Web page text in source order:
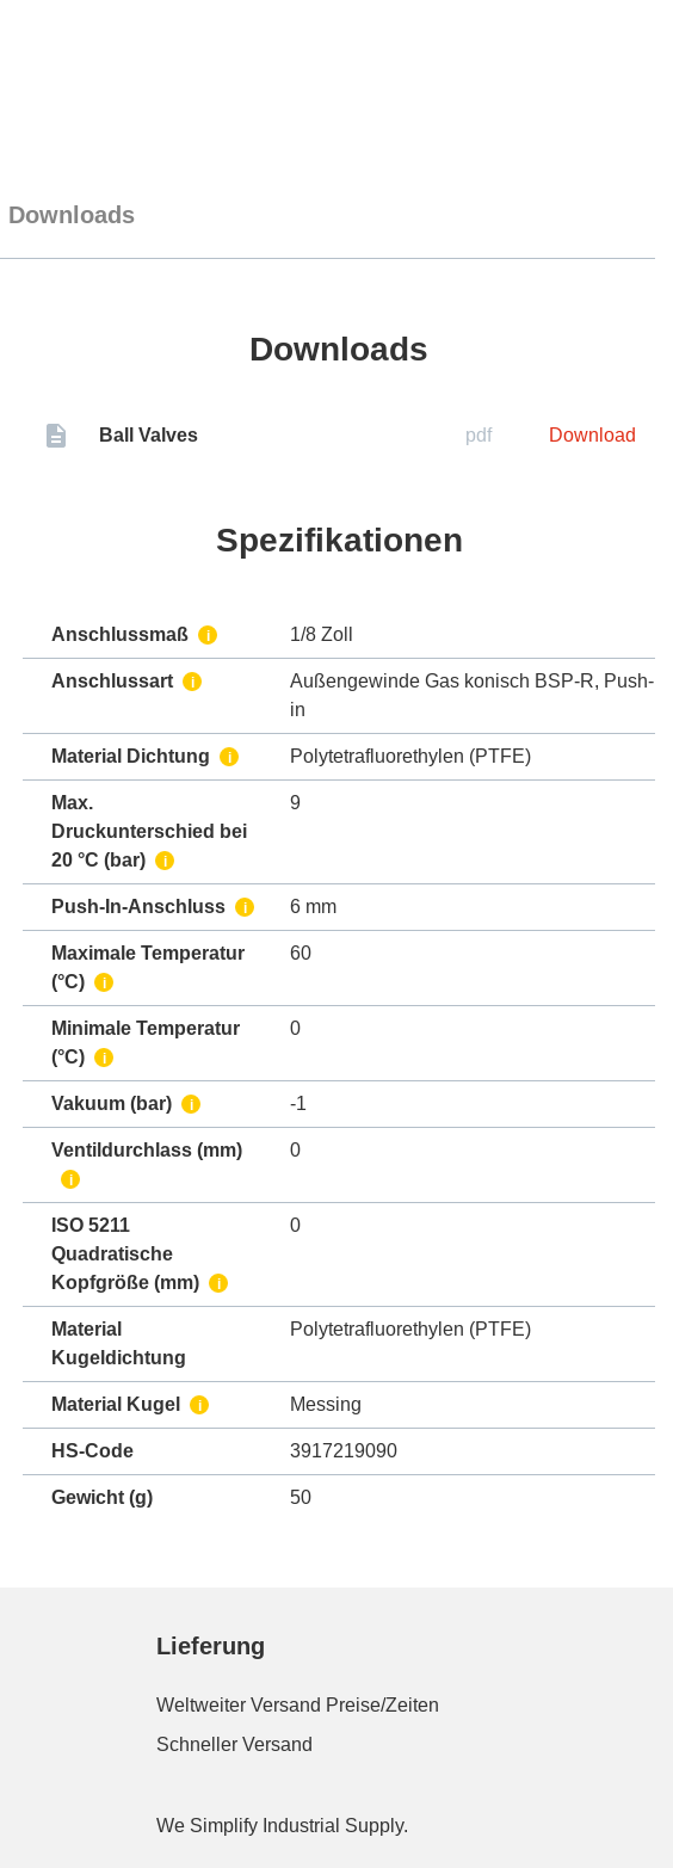
Downloads
Downloads
Ball Valves pdf Download
Spezifikationen
Anschlussmaß i 1/8 Zoll
Anschlussart i Außengewinde Gas konisch BSP-R, Push-
in
Material Dichtung i Polytetrafluorethylen (PTFE)
Max.
Druckunterschied bei
20 °C (bar)
i
9
Push-In-Anschluss i 6 mm
Maximale Temperatur
(°C)
i
60
Minimale Temperatur
(°C)
i
0
Vakuum (bar) i -1
Ventildurchlass (mm)
i
0
ISO 5211
Quadratische
Kopfgröße (mm) i
0
Material
Kugeldichtung
Polytetrafluorethylen (PTFE)
Material Kugel i Messing
HS-Code 3917219090
Gewicht (g) 50
Lieferung
Weltweiter Versand Preise/Zeiten
Schneller Versand
We Simplify Industrial Supply.